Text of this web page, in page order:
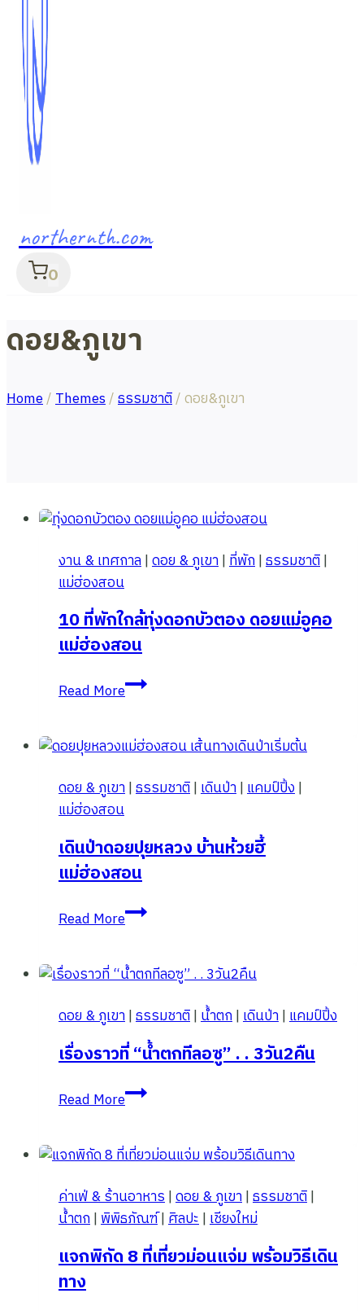
northernth.com
0
ดอย&ภูเขา
Home/Themes/ธรรมชาติ/ดอย&ภูเขา
งาน & เทศกาล|ดอย & ภูเขา|ที่พัก|ธรรมชาติ|
แม่ฮ่องสอน
10 ที่พักใกล้ทุ่งดอกบัวตอง ดอยแม่อูคอ
แม่ฮ่องสอน
Read More10
ที่พัก
ทุ่ง
ตอง
อูคอ
แม่ฮ่องสอน
ดอย & ภูเขา|ธรรมชาติ|เดินป่า|แคมป์ปิ้ง|
แม่ฮ่องสอน
เดินป่าดอยปุยหลวง บ้านห้วยฮี้
แม่ฮ่องสอน
Read Moreเดิน
ป่า
ปุย
บ้าน
ห้วย
ฮี้
แม่ฮ่องสอน
ดอย & ภูเขา|ธรรมชาติ|น้ำตก|เดินป่า|แคมป์ปิ้ง
เรื่องราวที่ “น้ำตกทีลอซู” . . 3วัน2คืน
Read Moreเรื่อง
ราว
“น้ำ
ที
ลอซู”
.
ค่าเฟ่ & ร้านอาหาร|ดอย & ภูเขา|ธรรมชาติ|
น้ำตก|พิพิธภัณฑ์|ศิลปะ|เชียงใหม่
แจกพิกัด 8 ที่เที่ยวม่อนแจ่ม พร้อมวิธีเดิน
ทาง